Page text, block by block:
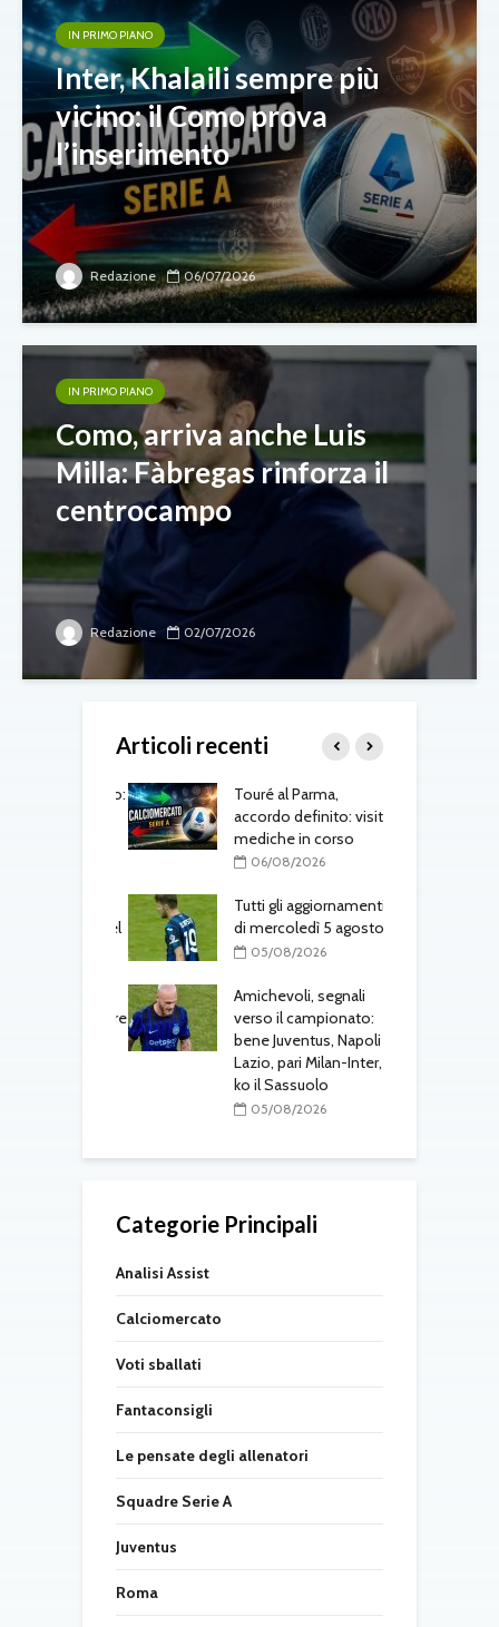
IN PRIMO PIANO
Inter, Khalaili sempre più
vicino: il Como prova
l’inserimento
Redazione 06/07/2026
IN PRIMO PIANO
Como, arriva anche Luis
Milla: Fàbregas rinforza il
centrocampo
Redazione 02/07/2026
Articoli recenti
Touré al Parma,
accordo definito: visite
mediche in corso
06/08/2026
Tutti gli aggiornamenti
di mercoledì 5 agosto
05/08/2026
Amichevoli, segnali
verso il campionato:
bene Juventus, Napoli e
Lazio, pari Milan-Inter,
ko il Sassuolo
05/08/2026
Categorie Principali
Analisi Assist
Calciomercato
Voti sballati
Fantaconsigli
Le pensate degli allenatori
Squadre Serie A
Juventus
Roma